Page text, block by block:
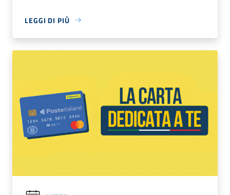
LEGGI DI PIÙ